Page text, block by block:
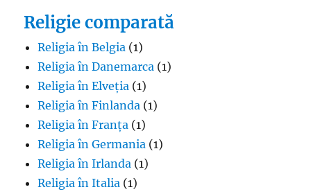
Religie comparată
Religia în Belgia (1)
Religia în Danemarca (1)
Religia în Elveția (1)
Religia în Finlanda (1)
Religia în Franța (1)
Religia în Germania (1)
Religia în Irlanda (1)
Religia în Italia (1)